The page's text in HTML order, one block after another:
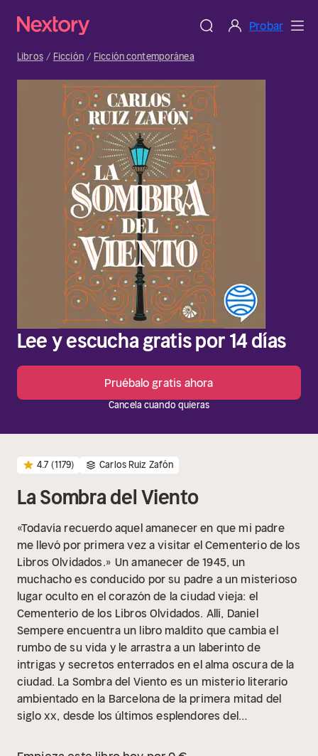
Probar
Libros Ficción Ficción contemporánea
Lee y escucha gratis por 14 días
Pruébalo gratis ahora
Cancela cuando quieras
4.7 (1179) Carlos Ruiz Zafón
La Sombra del Viento
«Todavía recuerdo aquel amanecer en que mi padre
me llevó por primera vez a visitar el Cementerio de los
Libros Olvidados.» Un amanecer de 1945, un
muchacho es conducido por su padre a un misterioso
lugar oculto en el corazón de la ciudad vieja: el
Cementerio de los Libros Olvidados. Allí, Daniel
Sempere encuentra un libro maldito que cambia el
rumbo de su vida y le arrastra a un laberinto de
intrigas y secretos enterrados en el alma oscura de la
ciudad. La Sombra del Viento es un misterio literario
ambientado en la Barcelona de la primera mitad del
siglo xx, desde los últimos esplendores del
posguerra.
Aunando las técnicas del relato de intriga y